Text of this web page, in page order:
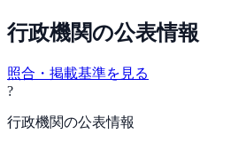
行政機関の公表情報
照合・掲載基準を見る
?
行政機関の公表情報